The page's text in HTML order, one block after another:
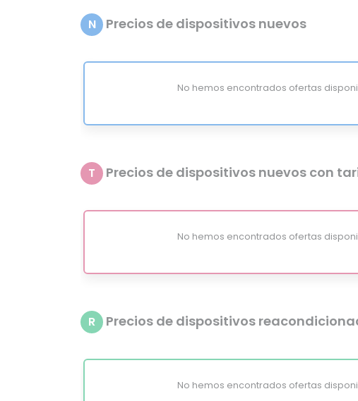
N Precios de dispositivos nuevos
No hemos encontrados ofertas
T Precios de dispositivos nuevos con
No hemos encontrados ofertas
R Precios de dispositivos
No hemos encontrados ofertas